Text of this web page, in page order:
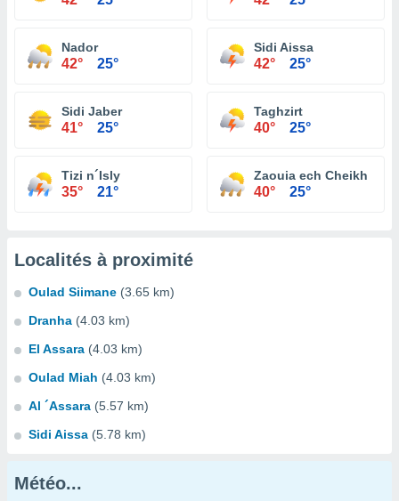
Nador
42° 25°
Sidi Aissa
42° 25°
Sidi Jaber
41° 25°
Taghzirt
40° 25°
Tizi n´Isly
35° 21°
Zaouia ech Cheikh
40° 25°
Localités à proximité
Oulad Siimane (3.65 km)
Dranha (4.03 km)
El Assara (4.03 km)
Oulad Miah (4.03 km)
Al ´Assara (5.57 km)
Sidi Aissa (5.78 km)
Météo...